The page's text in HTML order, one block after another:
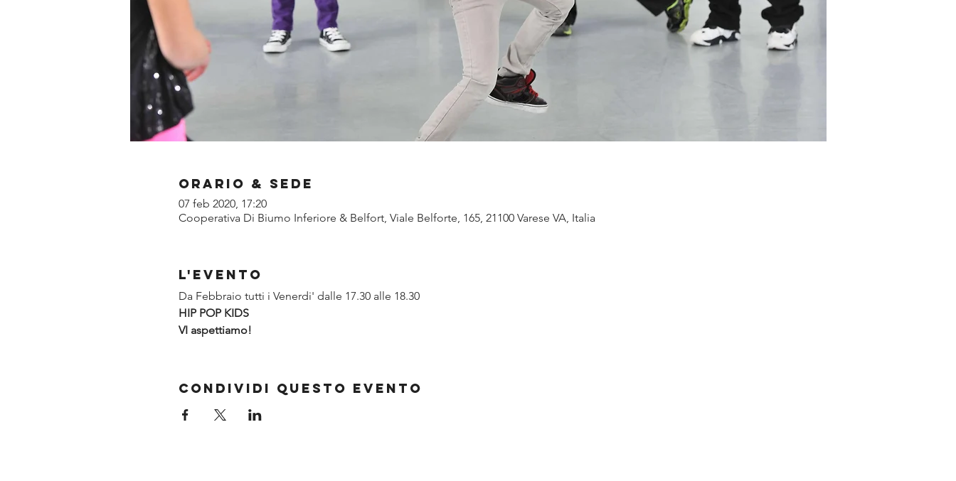
Orario & Sede
07 feb 2020, 17:20
Cooperativa Di Biumo Inferiore & Belfort, Viale Belforte, 165, 21100 Varese VA, Italia
L'evento
Da Febbraio tutti i Venerdi' dalle 17.30 alle 18.30
HIP POP KIDS
VI aspettiamo!
Condividi questo evento